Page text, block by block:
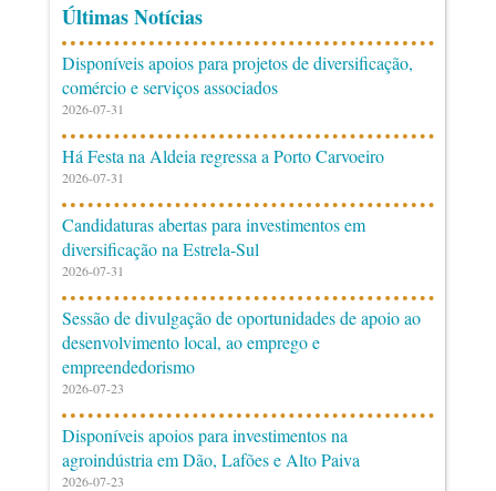
Últimas Notícias
Disponíveis apoios para projetos de diversificação,
comércio e serviços associados
2026-07-31
Há Festa na Aldeia regressa a Porto Carvoeiro
2026-07-31
Candidaturas abertas para investimentos em
diversificação na Estrela-Sul
2026-07-31
Sessão de divulgação de oportunidades de apoio ao
desenvolvimento local, ao emprego e
empreendedorismo
2026-07-23
Disponíveis apoios para investimentos na
agroindústria em Dão, Lafões e Alto Paiva
2026-07-23